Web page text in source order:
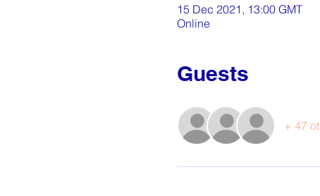
15 Dec 2021, 13:00 GMT
Online
Guests
+ 47